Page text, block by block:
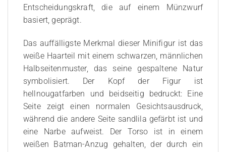
Entscheidungskraft, die auf einem Münzwurf
basiert, geprägt.
Das auffälligste Merkmal dieser Minifigur ist das
weiße Haarteil mit einem schwarzen, männlichen
Halbseitenmuster, das seine gespaltene Natur
symbolisiert. Der Kopf der Figur ist
hellnougatfarben und beidseitig bedruckt: Eine
Seite zeigt einen normalen Gesichtsausdruck,
während die andere Seite sandlila gefärbt ist und
eine Narbe aufweist. Der Torso ist in einem
weißen Batman-Anzug gehalten, der durch ein